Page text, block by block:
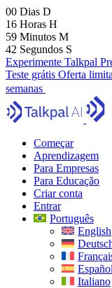
00 Dias D
16 Horas H
59 Minutos M
41 Segundos S
Experimente Talkpal
Teste grátis Oferta
semanas
Começar
Aprendizagem
Para Empresas
Para Educação
Criar conta
Entrar
Português
English
Español
Italiano